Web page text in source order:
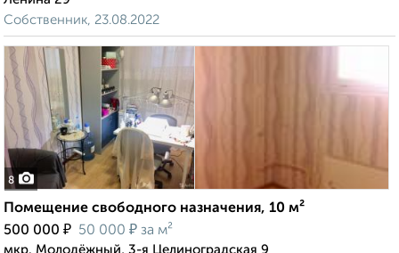
Собственник, 23.08.2022
8
Помещение свободного назначения, 10 м²
500 000 ₽ 50 000 ₽ за м²
мкр. Молодёжный, 3-я Целиноградская 9